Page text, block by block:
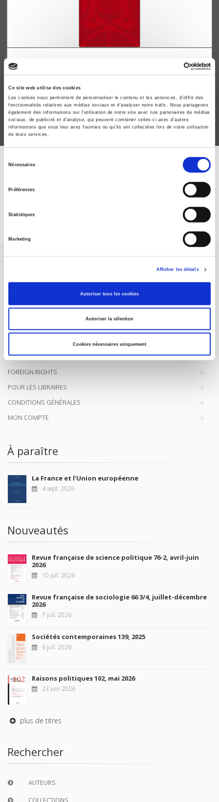
Ce site web utilise des cookies
Les cookies nous permettent de personnaliser le contenu et les annonces, d'offrir des
fonctionnalités relatives aux médias sociaux et d'analyser notre trafic. Nous partageons
également des informations sur l'utilisation de notre site avec nos partenaires de médias
sociaux, de publicité et d'analyse, qui peuvent combiner celles-ci avec d'autres
informations que vous leur avez fournies ou qu'ils ont collectées lors de votre utilisation
de leurs services.
Nécessaires
Préférences
Statistiques
Marketing
Afficher les détails
Autoriser tous les cookies
Autoriser la sélection
Cookies nécessaires uniquement
L'économie britannique - problèmes et
perspectives
John Hackett
ABONNEZ-VOUS À NOS
Maison d'édition dédiée aux sciences humaines et sociales, les
Presses de Sciences Po participent depuis leur création en 1976
CONTACTS
FOREIGN RIGHTS
POUR LES LIBRAIRES
CONDITIONS GÉNÉRALES
MON COMPTE
À paraître
La France et l'Union européenne
4 sept. 2026
Nouveautés
Revue française de science politique 76-2, avril-juin
2026
10 juil. 2026
Revue française de sociologie 66 3/4, juillet-décembre
2026
7 juil. 2026
Sociétés contemporaines 139, 2025
6 juil. 2026
Raisons politiques 102, mai 2026
23 juin 2026
plus de titres
Rechercher
AUTEURS
COLLECTIONS